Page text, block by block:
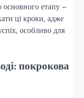
основного етапу –
ці кроки, адже
особливо для
покрокова